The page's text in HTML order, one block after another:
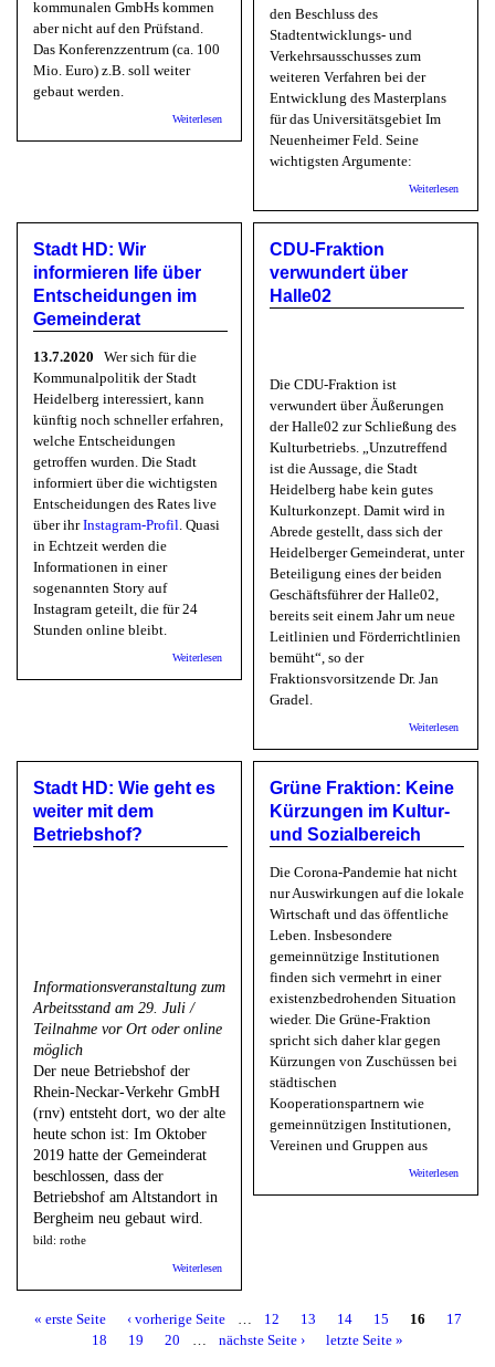
kommunalen GmbHs kommen
aber nicht auf den Prüfstand.
Das Konferenzzentrum (ca. 100
Mio. Euro) z.B. soll weiter
gebaut werden.
Weiterlesen über Bunte Linke: Bei Großprojekten kürzen, nicht bei
den Beschluss des
Stadtentwicklungs- und
Verkehrsausschusses zum
weiteren Verfahren bei der
Entwicklung des Masterplans
für das Universitätsgebiet Im
Neuenheimer Feld. Seine
wichtigsten Argumente:
Weiterlesen
gut!
Stadt HD: Wir
informieren life über
Entscheidungen im
Gemeinderat
13.7.2020 Wer sich für die
Kommunalpolitik der Stadt
Heidelberg interessiert, kann
künftig noch schneller erfahren,
welche Entscheidungen
getroffen wurden. Die Stadt
informiert über die wichtigsten
Entscheidungen des Rates live
über ihrInstagram-Profil. Quasi
in Echtzeit werden die
Informationen in einer
sogenannten Story auf
Instagram geteilt, die für 24
Stunden online bleibt.
Weiterlesen über Stadt HD: Wir informieren life über Entscheidungen
CDU-Fraktion
verwundert über
Halle02
Die CDU-Fraktion ist
verwundert über Äußerungen
der Halle02 zur Schließung des
Kulturbetriebs. „Unzutreffend
ist die Aussage, die Stadt
Heidelberg habe kein gutes
Kulturkonzept. Damit wird in
Abrede gestellt, dass sich der
Heidelberger Gemeinderat, unter
Beteiligung eines der beiden
Geschäftsführer der Halle02,
bereits seit einem Jahr um neue
Leitlinien und Förderrichtlinien
bemüht“, so der
Fraktionsvorsitzende Dr. Jan
Gradel.
Weiterlesen
Stadt HD: Wie geht es
weiter mit dem
Betriebshof?
Informationsveranstaltung zum
Arbeitsstand am 29. Juli /
Teilnahme vor Ort oder online
möglich
Der neue Betriebshof der
Rhein-Neckar-Verkehr GmbH
(rnv) entsteht dort, wo der alte
heute schon ist: Im Oktober
2019 hatte der Gemeinderat
beschlossen, dass der
Betriebshof am Altstandort in
Bergheim neu gebaut wird.
bild: rothe
Weiterlesen
Grüne Fraktion: Keine
Kürzungen im Kultur-
und Sozialbereich
Die Corona-Pandemie hat nicht
nur Auswirkungen auf die lokale
Wirtschaft und das öffentliche
Leben. Insbesondere
gemeinnützige Institutionen
finden sich vermehrt in einer
existenzbedrohenden Situation
wieder. Die Grüne-Fraktion
spricht sich daher klar gegen
Kürzungen von Zuschüssen bei
städtischen
Kooperationspartnern wie
gemeinnützigen Institutionen,
Vereinen und Gruppen aus
Weiterlesen
Seiten
« erste Seite ‹ vorherige Seite … 12 13 14 15 16
17
18
19 20 … nächste Seite › letzte Seite »